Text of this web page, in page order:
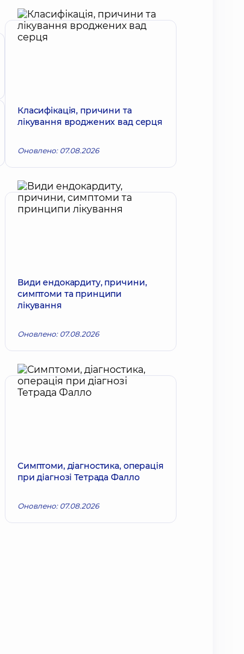
Класифікація, причини та
лікування вроджених вад серця
Оновлено: 07.08.2026
Види ендокардиту, причини,
симптоми та принципи
лікування
Оновлено: 07.08.2026
Симптоми, діагностика, операція
при діагнозі Тетрада Фалло
Оновлено: 07.08.2026